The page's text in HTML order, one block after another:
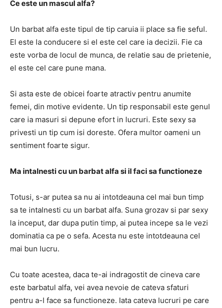
Ce este un mascul alfa?
Un barbat alfa este tipul de tip caruia ii place sa fie seful.
El este la conducere si el este cel care ia decizii. Fie ca
este vorba de locul de munca, de relatie sau de prietenie,
el este cel care pune mana.
Si asta este de obicei foarte atractiv pentru anumite
femei, din motive evidente. Un tip responsabil este genul
care ia masuri si depune efort in lucruri. Este sexy sa
privesti un tip cum isi doreste. Ofera multor oameni un
sentiment foarte sigur.
Ma intalnesti cu un barbat alfa si il faci sa functioneze
Totusi, s-ar putea sa nu ai intotdeauna cel mai bun timp
sa te intalnesti cu un barbat alfa. Suna grozav si par sexy
la inceput, dar dupa putin timp, ai putea incepe sa le vezi
dominatia ca pe o sefa. Acesta nu este intotdeauna cel
mai bun lucru.
Cu toate acestea, daca te-ai indragostit de cineva care
este barbatul alfa, vei avea nevoie de cateva sfaturi
pentru a-l face sa functioneze. Iata cateva lucruri pe care